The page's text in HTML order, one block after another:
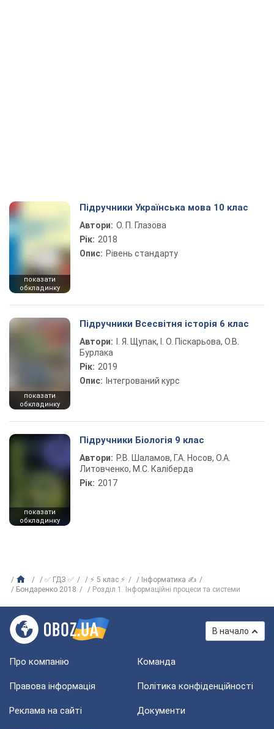
показати
обкладинку
Підручники Українська мова 10 клас
Автори: О. П. Глазова
Рік: 2018
Опис: Рівень стандарту
показати
обкладинку
Підручники Всесвітня історія 6 клас
Автори:
І. Я. Щупак, І. О. Піскарьова, О.В.
Бурлака
Рік: 2019
Опис: Інтегрований курс
показати
обкладинку
Підручники Біологія 9 клас
Автори: Р.В. Шаламов, Г.А. Носов, О.А.
Литовченко, М.С. Каліберда
Рік: 2017
✅ ГДЗ ✅ ⚡ 5 клас ⚡
Інформатика ✍
Бондаренко 2018
Розділ 1. Інформаційні процеси та системи
В начало
Про компанію Команда
Правова інформація Політика конфіденційності
Реклама на сайті Документи